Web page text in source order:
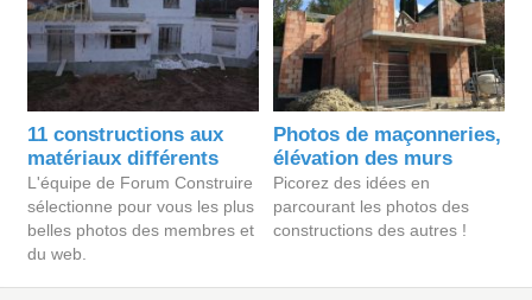
11 constructions aux
matériaux différents
L'équipe de Forum Construire
sélectionne pour vous les plus
belles photos des membres et
du web.
Photos de maçonneries,
élévation des murs
Picorez des idées en
parcourant les photos des
constructions des autres !